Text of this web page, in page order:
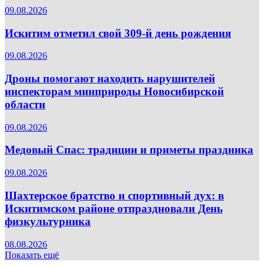
09.08.2026
Искитим отметил свой 309-й день рождения
09.08.2026
Дроны помогают находить нарушителей
инспекторам минприроды Новосибирской
области
09.08.2026
Медовый Спас: традиции и приметы праздника
09.08.2026
Шахтерское братство и спортивный дух: в
Искитимском районе отпраздновали День
физкультурника
08.08.2026
Показать ещё